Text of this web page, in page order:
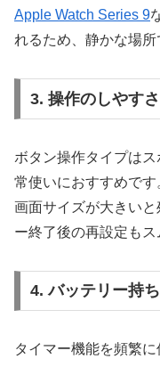
Apple Watch Series 9
れるため、静かな場所
3. 操作のしやすさ
ボタン操作タイプは
常使いにおすすめです
画面サイズが大きい
ー終了後の再設定もス
4. バッテリー持
タイマー機能を頻繁